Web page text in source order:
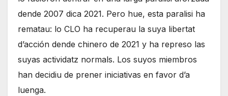
dende 2007 dica 2021. Pero hue, esta paralisi ha
rematau: lo CLO ha recuperau la suya libertat
d’acción dende chinero de 2021 y ha represo las
suyas actividatz normals. Los suyos miembros
han decidiu de prener iniciativas en favor d’a
luenga.